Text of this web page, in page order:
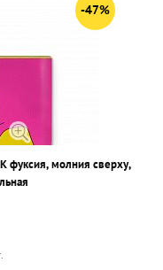
-47%
фуксия, молния сверху,